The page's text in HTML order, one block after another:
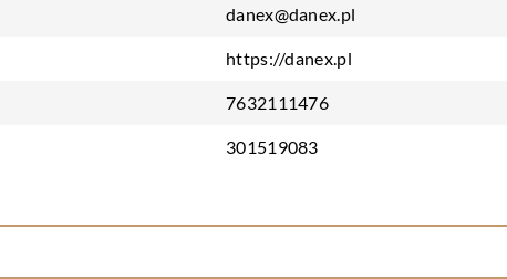
danex@danex.pl
https://danex.pl
7632111476
301519083